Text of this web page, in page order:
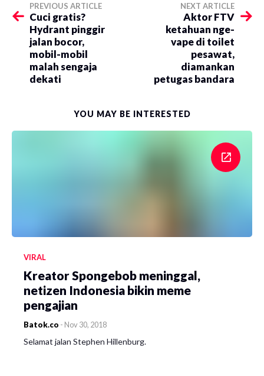
PREVIOUS ARTICLE
Cuci gratis?
Hydrant pinggir
jalan bocor,
mobil-mobil
malah sengaja
dekati
NEXT ARTICLE
Aktor FTV
ketahuan nge-
vape di toilet
pesawat,
diamankan
petugas bandara
YOU MAY BE INTERESTED
VIRAL
Kreator Spongebob meninggal,
netizen Indonesia bikin meme
pengajian
Batok.co - Nov 30, 2018
Selamat jalan Stephen Hillenburg.